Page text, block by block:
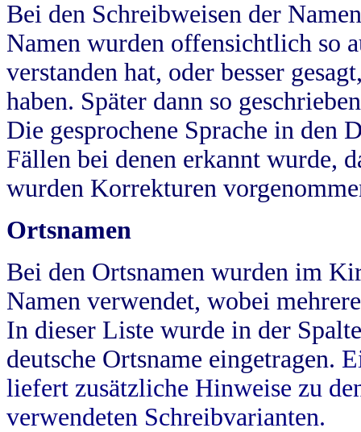
Bei den Schreibweisen der
Namen wurden offensichtlich so
verstanden hat, oder besser
haben. Später dann so
Die gesprochene Sprache in
Fällen bei denen erkannt wurde,
wurden Korrekturen
Ortsnamen
Bei den Ortsnamen wurden im
Namen verwendet, wobei
In dieser Liste wurde in der
deutsche Ortsname eingetragen.
liefert zusätzliche Hinweise zu
verwendeten Schreibvarianten.